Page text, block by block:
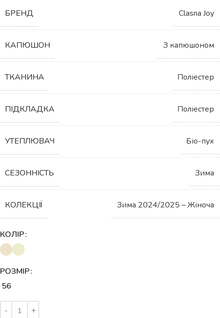
БРЕНД Clasna Joy
КАПЮШОН З капюшоном
ТКАНИНА Поліестер
ПІДКЛАДКА Поліестер
УТЕПЛЮВАЧ Біо-пух
СЕЗОННІСТЬ Зима
КОЛЕКЦІЇ Зима 2024/2025 – Жіноча
КОЛІР
РОЗМІР
56